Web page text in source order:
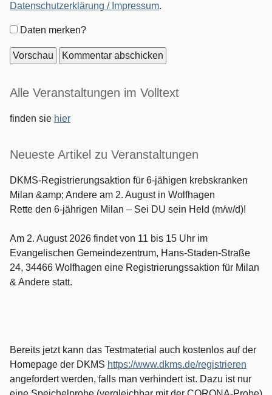
Datenschutzerklärung / Impressum.
Formular-
Daten merken?
Seitenleiste
Alle Veranstaltungen im Volltext
finden sie hier
Neueste Artikel zu Veranstaltungen
DKMS-Registrierungsaktion für 6-jähigen krebskranken
Milan &amp; Andere am 2. August in Wolfhagen
Rette den 6-jährigen Milan – Sei DU sein Held (m/w/d)!
Am 2. August 2026 findet von 11 bis 15 Uhr im
Evangelischen Gemeindezentrum, Hans-Staden-Straße
24, 34466 Wolfhagen eine Registrierungssaktion für Milan
& Andere statt.
Bereits jetzt kann das Testmaterial auch kostenlos auf der
Homepage der DKMS https://www.dkms.de/registrieren
angefordert werden, falls man verhindert ist. Dazu ist nur